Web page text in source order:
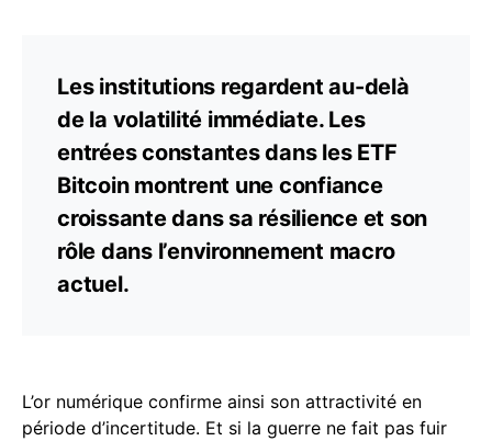
Les institutions regardent au-delà
de la volatilité immédiate. Les
entrées constantes dans les ETF
Bitcoin montrent une confiance
croissante dans sa résilience et son
rôle dans l’environnement macro
actuel.
L’or numérique confirme ainsi son attractivité en
période d’incertitude. Et si la guerre ne fait pas fuir